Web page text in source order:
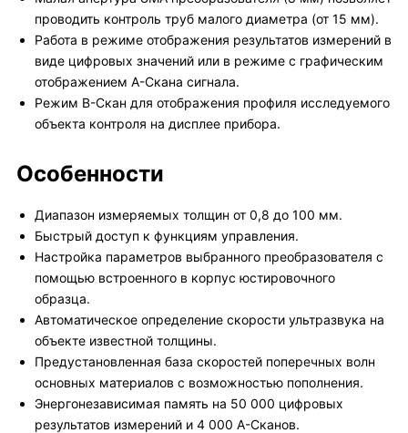
проводить контроль труб малого диаметра (от 15 мм).
Работа в режиме отображения результатов измерений в
виде цифровых значений или в режиме с графическим
отображением А-Скана сигнала.
Режим В-Скан для отображения профиля исследуемого
объекта контроля на дисплее прибора.
Особенности
Диапазон измеряемых толщин от 0,8 до 100 мм.
Быстрый доступ к функциям управления.
Настройка параметров выбранного преобразователя с
помощью встроенного в корпус юстировочного
образца.
Автоматическое определение скорости ультразвука на
объекте известной толщины.
Предустановленная база скоростей поперечных волн
основных материалов с возможностью пополнения.
Энергонезависимая память на 50 000 цифровых
результатов измерений и 4 000 А-Сканов.